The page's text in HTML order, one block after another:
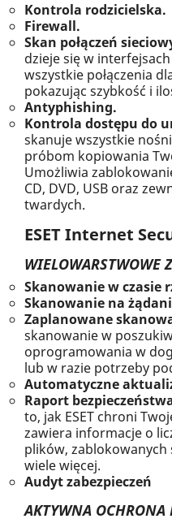
Kontrola rodzicielska.
Firewall.
Skan połączeń
dzieje się w
wszystkie połączenia
pokazując szybkość i
Antyphishing.
Kontrola dostępu do
skanuje wszystkie
próbom kopiowania
Umożliwia
CD, DVD, USB oraz
twardych.
ESET Internet
WIELOWARSTWOWE
Skanowanie w czasie
Skanowanie na
Zaplanowane
skanowanie w
oprogramowania w
lub w razie potrzeby
Automatyczne
Raport
to, jak ESET chroni
zawiera informacje o
plików,
wiele więcej.
Audyt zabezpieczeń
AKTYWNA OCHRONA